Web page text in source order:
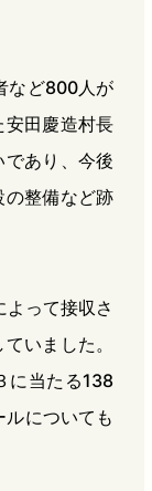
など800人が
田慶造村長
あり、今後
の整備など跡
って接収さ
いました。
に当たる138
についても